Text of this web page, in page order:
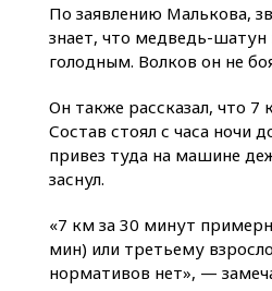
По заявлению Малькова,
знает, что медведь-шатун
голодным. Волков он не
Он также рассказал, что 7
Состав стоял с часа ночи
привез туда на машине
заснул.
«7 км за 30 минут
мин) или третьему
нормативов нет», —